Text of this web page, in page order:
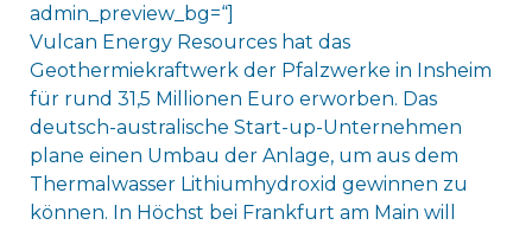
admin_preview_bg=“]
Vulcan Energy Resources hat das
Geothermiekraftwerk der Pfalzwerke in Insheim
für rund 31,5 Millionen Euro erworben. Das
deutsch-australische Start-up-Unternehmen
plane einen Umbau der Anlage, um aus dem
Thermalwasser Lithiumhydroxid gewinnen zu
können. In Höchst bei Frankfurt am Main will